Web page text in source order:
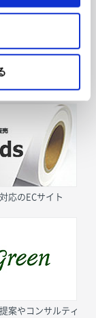
応のECサイト
案やコンサルティ